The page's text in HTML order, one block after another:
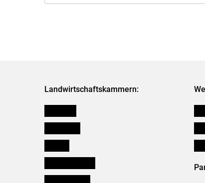
Landwirtschaftskammern: